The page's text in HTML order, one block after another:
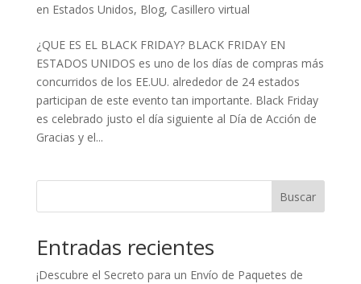
en Estados Unidos, Blog, Casillero virtual
¿QUE ES EL BLACK FRIDAY? BLACK FRIDAY EN
ESTADOS UNIDOS es uno de los días de compras más
concurridos de los EE.UU. alrededor de 24 estados
participan de este evento tan importante. Black Friday
es celebrado justo el día siguiente al Día de Acción de
Gracias y el...
Buscar
Entradas recientes
¡Descubre el Secreto para un Envío de Paquetes de